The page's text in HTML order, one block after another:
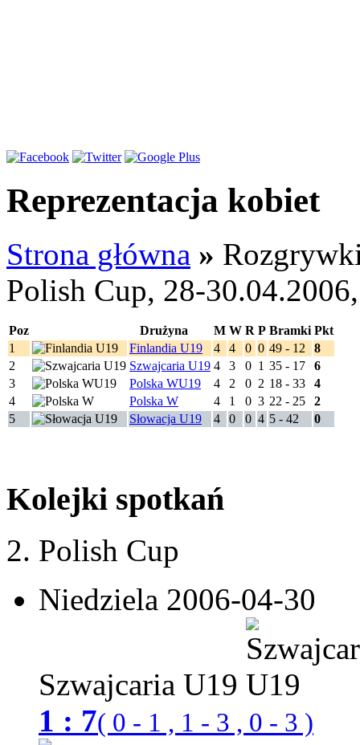
Reprezentacja kobiet
Strona główna »
Polish Cup, 28-
Poz Drużyna M W R P Bramki Pkt
1
Finlandia U19 4 4 0 0 49 - 12
8
2
Szwajcaria U19 4 3 0 1 35 - 17
6
3
Polska WU19 4 2 0 2 18 - 33
4
4
Polska W 4 1 0 3 22 - 25
2
5
Słowacja U19 4 0 0 4 5 - 42 0
Kolejki spotkań
2. Polish Cup
Niedziela 2006-04-30
Szwajcaria U19
1 : 7( 0 - 1 , 1 - 3 , 0 - 3 )